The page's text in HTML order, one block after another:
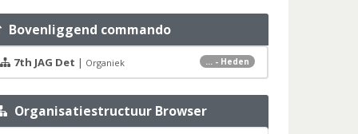
Bovenliggend commando
... - Heden
7th JAG Det | Organiek
Organisatiestructuur Browser